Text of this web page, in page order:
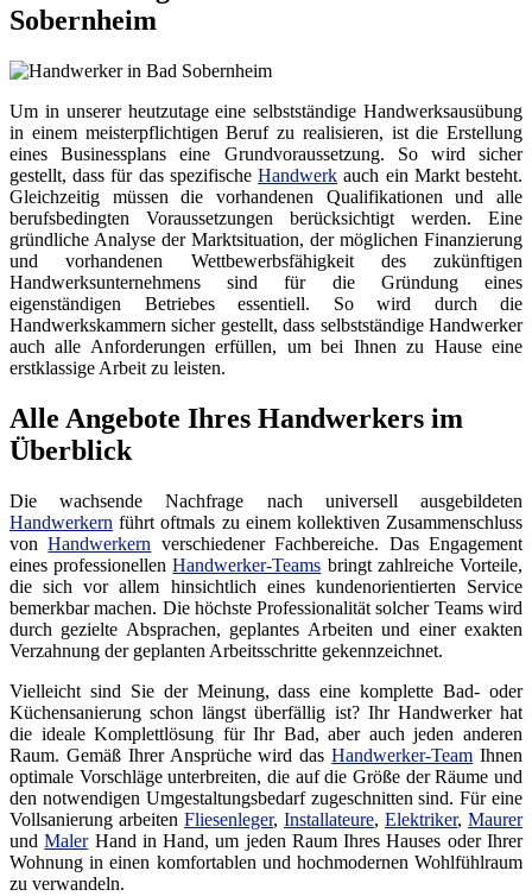
Sobernheim
Um in unserer heutzutage eine selbstständige Handwerksausübung
in einem meisterpflichtigen Beruf zu realisieren, ist die Erstellung
eines Businessplans eine Grundvoraussetzung. So wird sicher
gestellt, dass für das spezifischeHandwerk auch ein Markt besteht.
Gleichzeitig müssen die vorhandenen Qualifikationen und alle
berufsbedingten Voraussetzungen berücksichtigt werden. Eine
gründliche Analyse der Marktsituation, der möglichen Finanzierung
und vorhandenen Wettbewerbsfähigkeit des zukünftigen
Handwerksunternehmens sind für die Gründung eines
eigenständigen Betriebes essentiell. So wird durch die
Handwerkskammern sicher gestellt, dass selbstständige Handwerker
auch alle Anforderungen erfüllen, um bei Ihnen zu Hause eine
erstklassige Arbeit zu leisten.
Alle Angebote Ihres Handwerkers im
Überblick
Die wachsende Nachfrage nach universell ausgebildeten
Handwerkern führt oftmals zu einem kollektiven Zusammenschluss
vonHandwerkern verschiedener Fachbereiche. Das Engagement
eines professionellenHandwerker-Teams bringt zahlreiche Vorteile,
die sich vor allem hinsichtlich eines kundenorientierten Service
bemerkbar machen. Die höchste Professionalität solcher Teams wird
durch gezielte Absprachen, geplantes Arbeiten und einer exakten
Verzahnung der geplanten Arbeitsschritte gekennzeichnet.
Vielleicht sind Sie der Meinung, dass eine komplette Bad- oder
Küchensanierung schon längst überfällig ist? Ihr Handwerker hat
die ideale Komplettlösung für Ihr Bad, aber auch jeden anderen
Raum. Gemäß Ihrer Ansprüche wird dasHandwerker-Team Ihnen
optimale Vorschläge unterbreiten, die auf die Größe der Räume und
den notwendigen Umgestaltungsbedarf zugeschnitten sind. Für eine
Vollsanierung arbeiten Fliesenleger, Installateure, Elektriker, Maurer
undMalerHand in Hand, um jeden Raum Ihres Hauses oder Ihrer
Wohnung in einen komfortablen und hochmodernen Wohlfühlraum
zu verwandeln.